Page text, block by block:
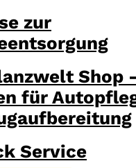
zur
Shop
für
Service